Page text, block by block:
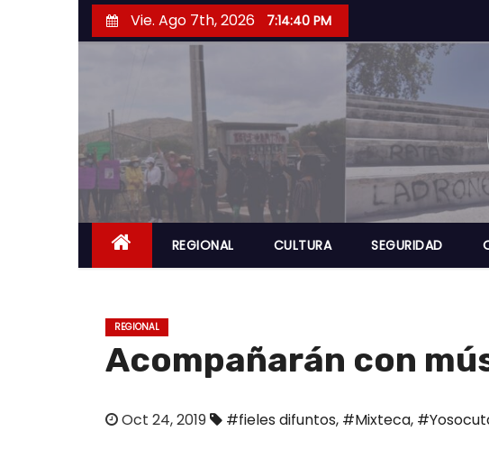
a
r
a
l
n
Vie. Ago 7th, 2026 7:14:41 PM
REGIONAL CULTURA SEGURIDAD
REGIONAL
Acompañarán con
Oct 24, 2019 #fieles difuntos, #Mixteca,